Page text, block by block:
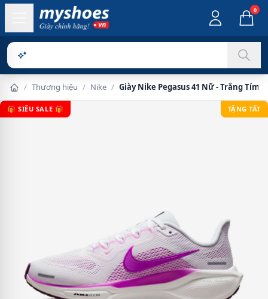
0
Sản phẩm
/ Thương hiệu / Nike / Giày Nike Pegasus 41 Nữ - Trắng Tím
🎁 SIÊU SALE 🎁 TẶNG TẤT